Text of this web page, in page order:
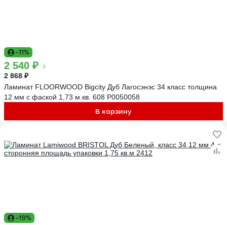
-11%
2 540 ₽
2 868 ₽
Ламинат FLOORWOOD Bigcity Дуб Лагосэнэс 34 класс толщина
12 мм с фаской 1,73 м.кв. 608 Р0050058
В корзину
-19%